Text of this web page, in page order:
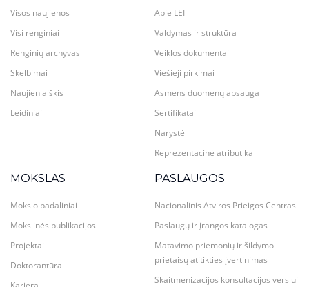
Visos naujienos
Visi renginiai
Renginių archyvas
Skelbimai
Naujienlaiškis
Leidiniai
Apie LEI
Valdymas ir struktūra
Veiklos dokumentai
Viešieji pirkimai
Asmens duomenų apsauga
Sertifikatai
Narystė
Reprezentacinė atributika
MOKSLAS
Mokslo padaliniai
Mokslinės publikacijos
Projektai
Doktorantūra
PASLAUGOS
Nacionalinis Atviros Prieigos Centras
Paslaugų ir įrangos katalogas
Matavimo priemonių ir šildymo
prietaisų atitikties įvertinimas
Skaitmenizacijos konsultacijos verslui